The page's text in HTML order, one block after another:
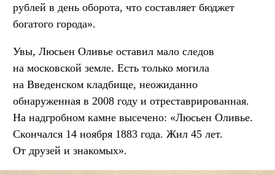
рублей в день оборота, что составляет бюджет
богатого города».
Увы, Люсьен Оливье оставил мало следов
на московской земле. Есть только могила
на Введенском кладбище, неожиданно
обнаруженная в 2008 году и отреставрированная.
На надгробном камне высечено: «Люсьен Оливье.
Скончался 14 ноября 1883 года. Жил 45 лет.
От друзей и знакомых».